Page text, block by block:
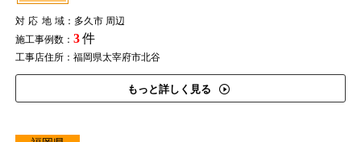
対応地域：多久市 周辺
施工事例数： 3件
工事店住所：福岡県太宰府市北谷
もっと詳しく見る